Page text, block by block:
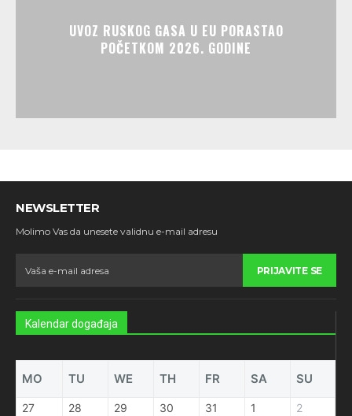
UVOZ RUSKOG GASA U EU PORASTAO
POČETKOM 2026. GODINE
NEWSLETTER
Molimo Vas da unesete validnu e-mail adresu
PRIJAVITE SE
Kalendar događaja
MO TU WE TH FR SA SU
27 28 29 30 31 1 2